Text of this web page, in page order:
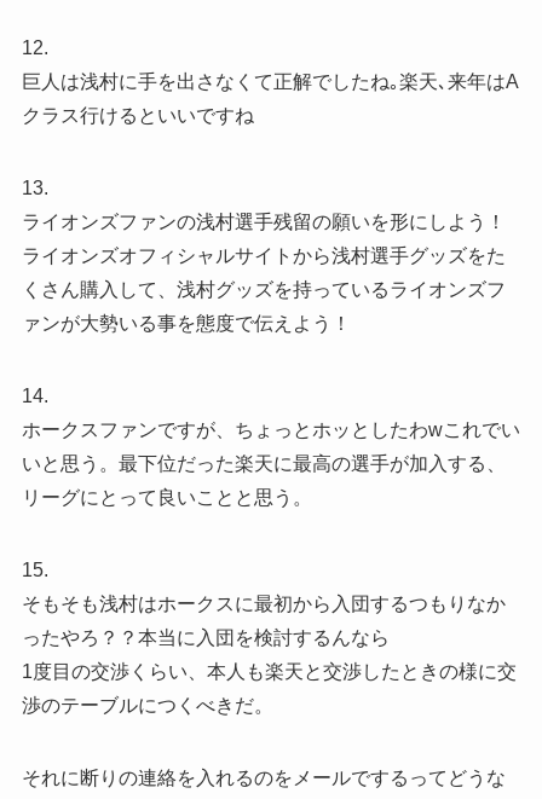
12.
巨人は浅村に手を出さなくて正解でしたね｡楽天､来年はA
クラス行けるといいですね
13.
ライオンズファンの浅村選手残留の願いを形にしよう！
ライオンズオフィシャルサイトから浅村選手グッズをた
くさん購入して、浅村グッズを持っているライオンズフ
ァンが大勢いる事を態度で伝えよう！
14.
ホークスファンですが、ちょっとホッとしたわwこれでい
いと思う。最下位だった楽天に最高の選手が加入する、
リーグにとって良いことと思う。
15.
そもそも浅村はホークスに最初から入団するつもりなか
ったやろ？？本当に入団を検討するんなら
1度目の交渉くらい、本人も楽天と交渉したときの様に交
渉のテーブルにつくべきだ。
それに断りの連絡を入れるのをメールでするってどうな